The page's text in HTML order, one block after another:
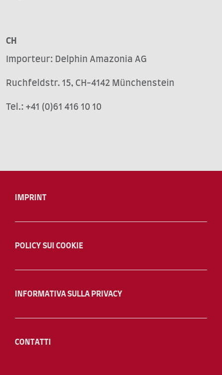
CH
Importeur: Delphin Amazonia AG
Ruchfeldstr. 15, CH-4142 Münchenstein
Tel.: +41 (0)61 416 10 10
IMPRINT
POLICY SUI COOKIE
INFORMATIVA SULLA PRIVACY
CONTATTI